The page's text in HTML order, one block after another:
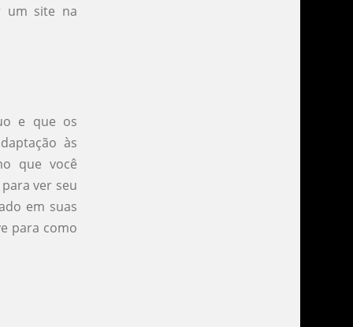
um site na
e que os
às
que você
ver seu
em suas
para como